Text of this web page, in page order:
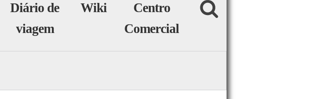
Diário de
viagem
Wiki
Centro
Comercial